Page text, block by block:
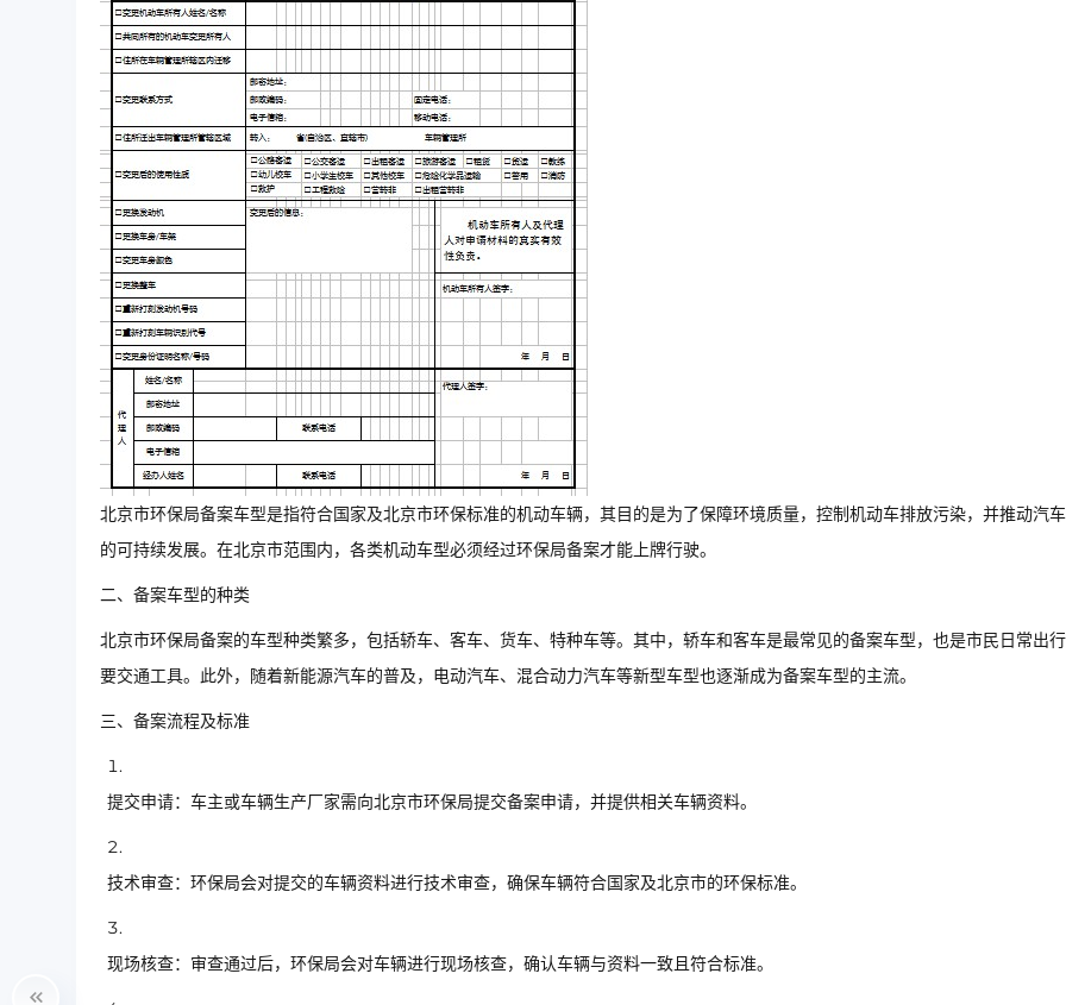
北京市环保局备案车型是指符合国家及北京市环保标准的机动车辆，其目的是为了保障环境质量，控制机动车排放污染，并推动汽
的可持续发展。在北京市范围内，各类机动车型必须经过环保局备案才能上牌行驶。
二、备案车型的种类
北京市环保局备案的车型种类繁多，包括轿车、客车、货车、特种车等。其中，轿车和客车是最常见的备案车型，也是市民日常出
要交通工具。此外，随着新能源汽车的普及，电动汽车、混合动力汽车等新型车型也逐渐成为备案车型的主流。
三、备案流程及标准
提交申请：车主或车辆生产厂家需向北京市环保局提交备案申请，并提供相关车辆资料。
技术审查：环保局会对提交的车辆资料进行技术审查，确保车辆符合国家及北京市的环保标准。
现场核查：审查通过后，环保局会对车辆进行现场核查，确认车辆与资料一致且符合标准。